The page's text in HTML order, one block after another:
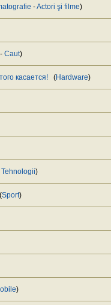
-Actori şi filme)
- Caut)
касается! (Hardware)
Tehnologii)
Sport)
)